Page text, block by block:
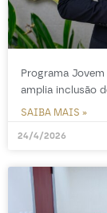
Programa
amplia inclusão
SAIBA MAIS »
24/4/2026